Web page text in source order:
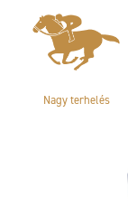
Nagy terhelés